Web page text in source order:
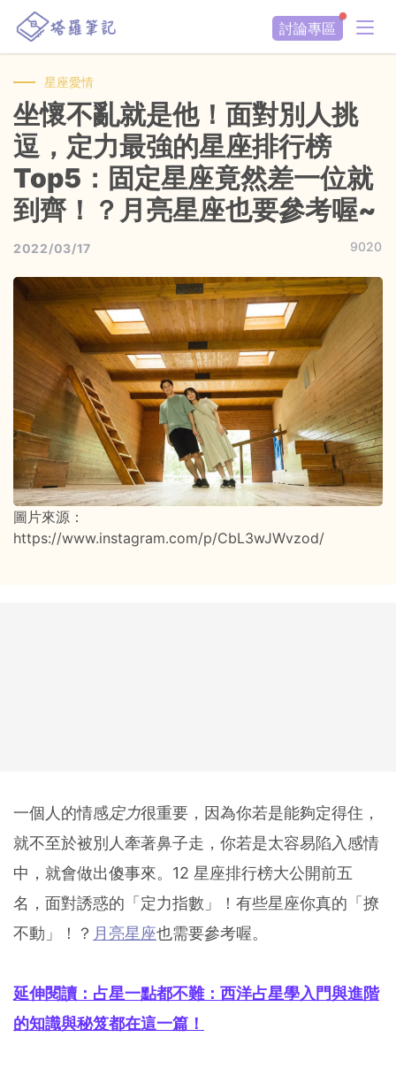
討論專區
星座愛情
坐懷不亂就是他！面對別人挑
逗，定力最強的星座排行榜
Top5：固定星座竟然差一位就
到齊！？月亮星座也要參考喔~
2022/03/17 9020
圖片來源：
https://www.instagram.com/p/CbL3wJWvzod/
一個人的情感定力很重要，因為你若是能夠定得住，
就不至於被別人牽著鼻子走，你若是太容易陷入感情
中，就會做出傻事來。12 星座排行榜大公開前五
名，面對誘惑的「定力指數」！有些星座你真的「撩
不動」！？ 月亮星座也需要參考喔。
延伸閱讀：占星一點都不難：西洋占星學入門與進階
的知識與秘笈都在這一篇！